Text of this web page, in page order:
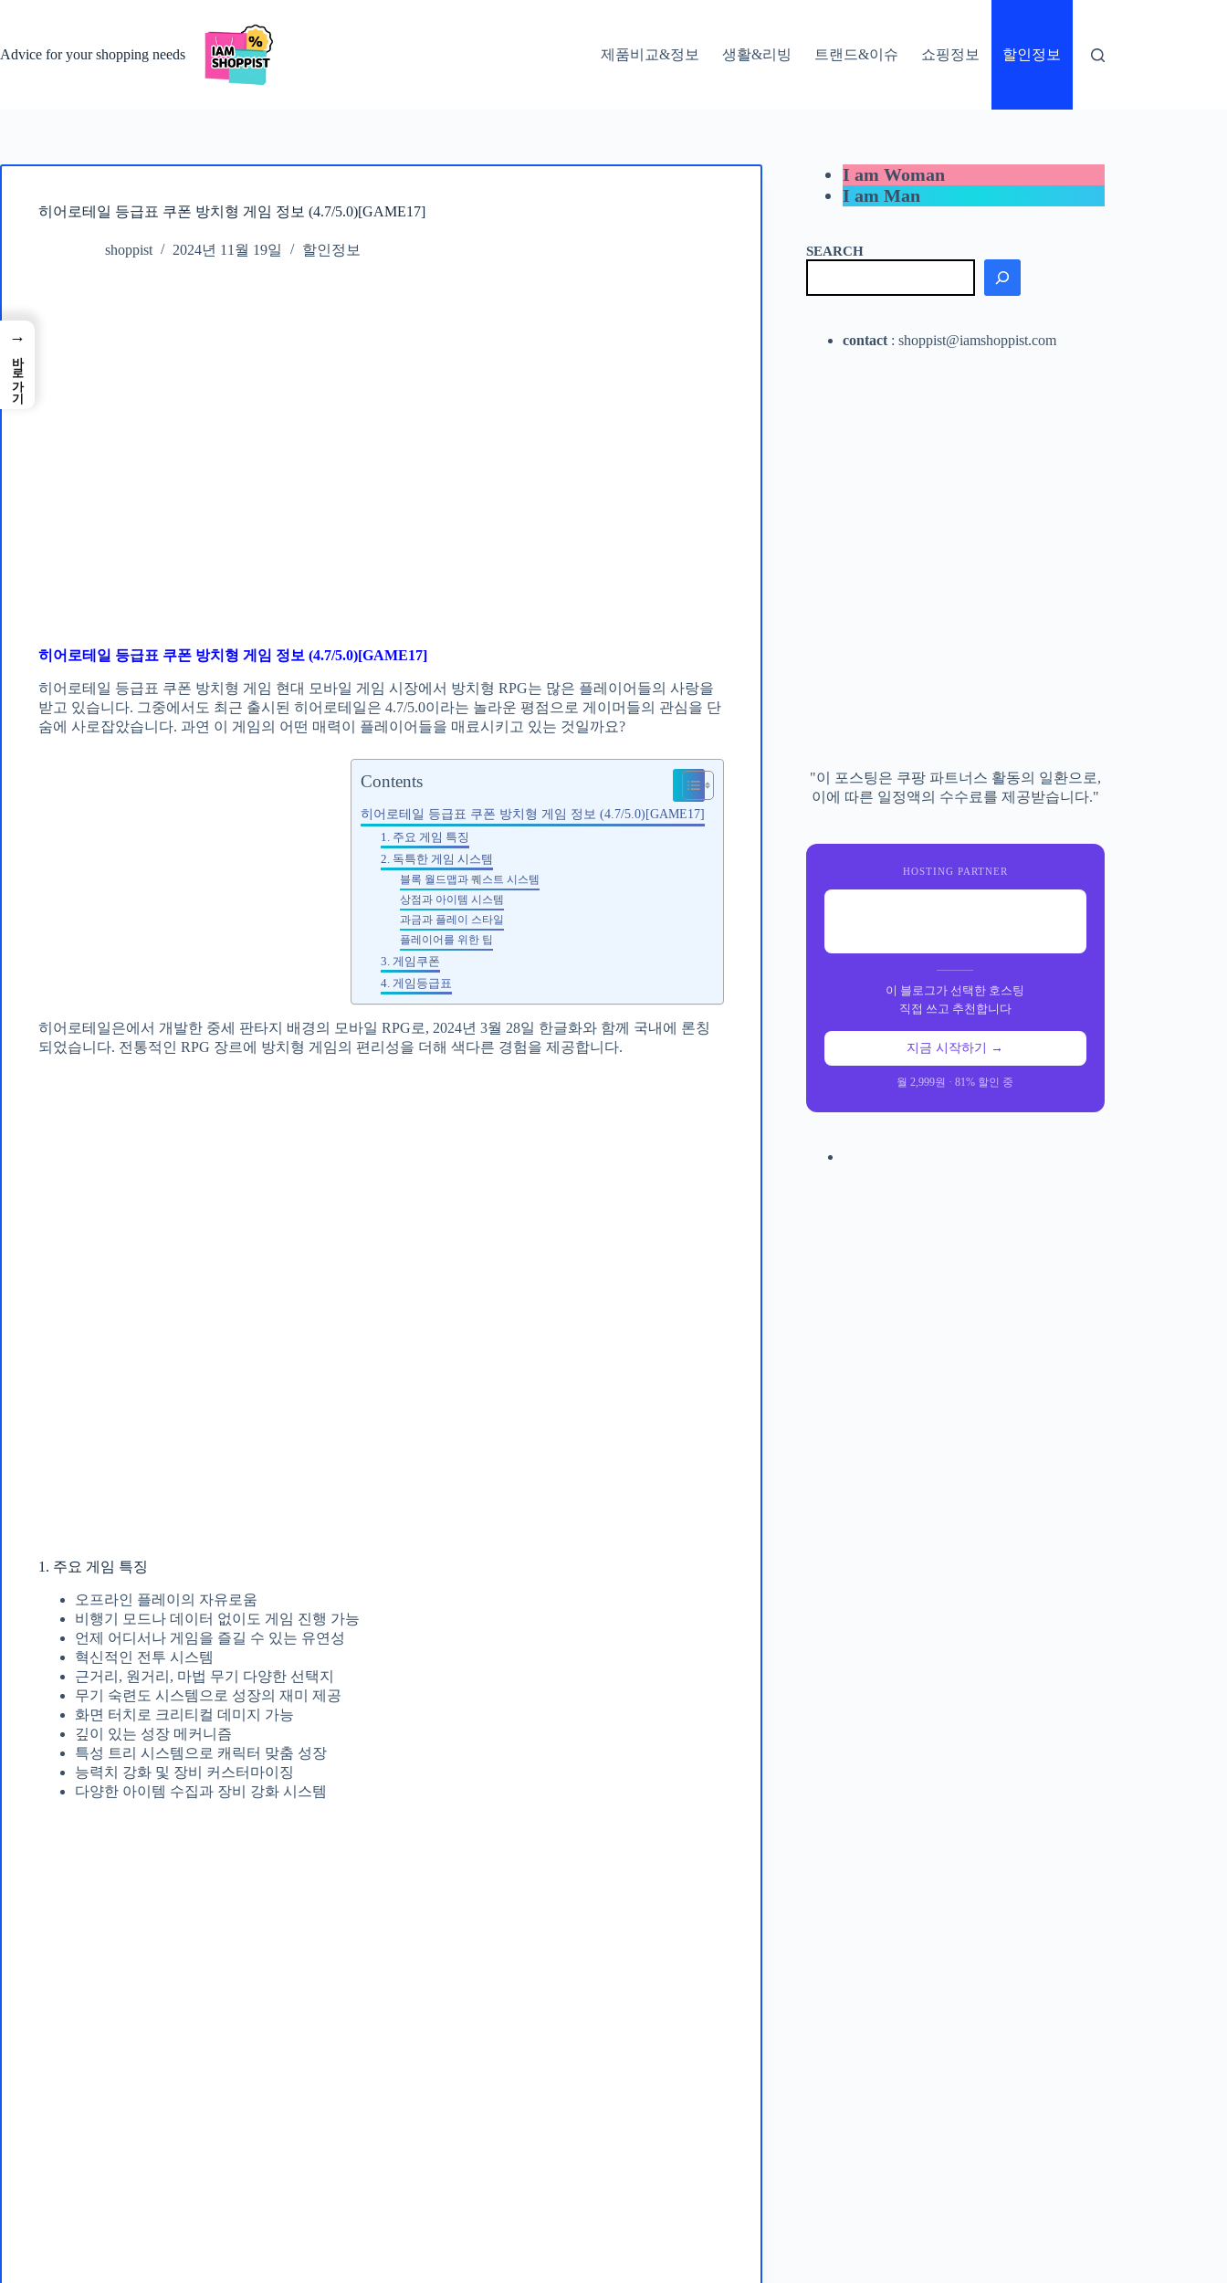
으
Advice for your shopping needs 제품비교&정보 생활&리빙 트랜드&이슈 쇼핑정보 할인정보
히어로테일 등급표 쿠폰 방치형 게임 정보 (4.7/5.0)[GAME17]
shoppist 2024년 11월 19일 할인정보
히어로테일 등급표 쿠폰 방치형 게임 정보 (4.7/5.0)[GAME17]
히어로테일 등급표 쿠폰 방치형 게임 현대 모바일 게임 시장에서 방치형 RPG는 많은 플레이어들의 사랑을
받고 있습니다. 그중에서도 최근 출시된 히어로테일은 4.7/5.0이라는 놀라운 평점으로 게이머들의 관심을 단
숨에 사로잡았습니다. 과연 이 게임의 어떤 매력이 플레이어들을 매료시키고 있는 것일까요?
Contents
히어로테일 등급표 쿠폰 방치형 게임 정보 (4.7/5.0)[GAME17]
1. 주요 게임 특징
2. 독특한 게임 시스템
블록 월드맵과 퀘스트 시스템
상점과 아이템 시스템
과금과 플레이 스타일
플레이어를 위한 팁
3. 게임쿠폰
4. 게임등급표
히어로테일은에서 개발한 중세 판타지 배경의 모바일 RPG로, 2024년 3월 28일 한글화와 함께 국내에 론칭
되었습니다. 전통적인 RPG 장르에 방치형 게임의 편리성을 더해 색다른 경험을 제공합니다.
1. 주요 게임 특징
오프라인 플레이의 자유로움
비행기 모드나 데이터 없이도 게임 진행 가능
언제 어디서나 게임을 즐길 수 있는 유연성
혁신적인 전투 시스템
근거리, 원거리, 마법 무기 다양한 선택지
무기 숙련도 시스템으로 성장의 재미 제공
화면 터치로 크리티컬 데미지 가능
깊이 있는 성장 메커니즘
특성 트리 시스템으로 캐릭터 맞춤 성장
능력치 강화 및 장비 커스터마이징
다양한 아이템 수집과 장비 강화 시스템
I am Woman
I am Man
SEARCH
contact : shoppist@iamshoppist.com
"이 포스팅은 쿠팡 파트너스 활동의 일환으로,
이에 따른 일정액의 수수료를 제공받습니다."
HOSTING PARTNER
이 블로그가 선택한 호스팅
직접 쓰고 추천합니다
지금 시작하기 →
월 2,999원 · 81% 할인 중
→
바로가기